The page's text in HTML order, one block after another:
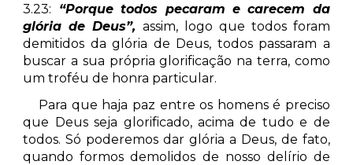
3.23: “Porque todos pecaram e carecem da
glória de Deus”,assim, logo que todos foram
demitidos da glória de Deus, todos passaram a
buscar a sua própria glorificação na terra, como
um troféu de honra particular.
Para que haja paz entre os homens é preciso
que Deus seja glorificado, acima de tudo e de
todos. Só poderemos dar glória a Deus, de fato,
quando formos demolidos de nosso delírio de